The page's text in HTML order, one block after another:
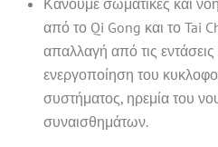
από το Qi Gong και το Tai
απαλλαγή από τις
ενεργοποίηση του
συστήματος, ηρεμία του
συναισθημάτων.